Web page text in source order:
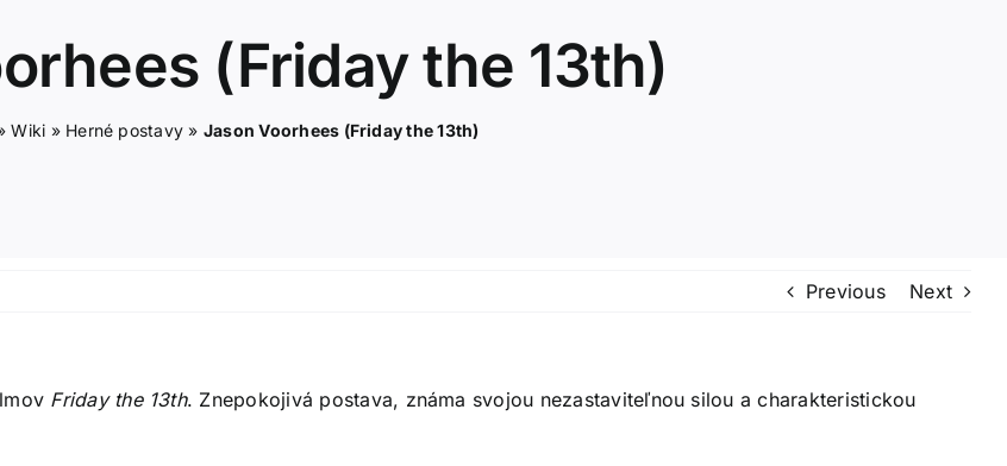
(Friday the 13th)
Wiki » Herné postavy » Jason Voorhees (Friday the 13th)
Previous Next
Friday the 13th. Znepokojivá postava, známa svojou nezastaviteľnou silou a charakteristickou